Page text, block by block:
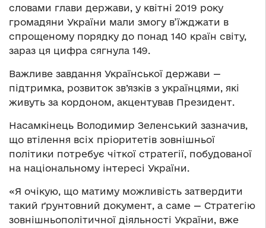
словами глави держави, у квітні 2019 року
громадяни України мали змогу в’їжджати в
спрощеному порядку до понад 140 країн світу,
зараз ця цифра сягнула 149.
Важливе завдання Української держави —
підтримка, розвиток зв’язків з українцями, які
живуть за кордоном, акцентував Президент.
Насамкінець Володимир Зеленський зазначив,
що втілення всіх пріоритетів зовнішньої
політики потребує чіткої стратегії, побудованої
на національному інтересі України.
«Я очікую, що матиму можливість затвердити
такий ґрунтовний документ, а саме — Стратегію
зовнішньополітичної діяльності України, вже